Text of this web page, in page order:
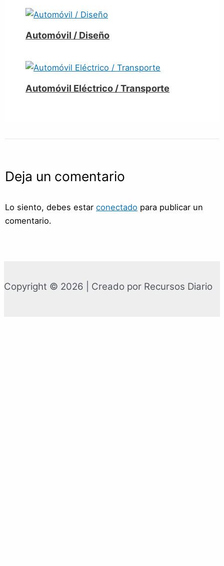
Automóvil / Diseño
Automóvil Eléctrico / Transporte
Deja un comentario
Lo siento, debes estar conectado para publicar un
comentario.
Copyright © 2026 | Creado por Recursos Diario